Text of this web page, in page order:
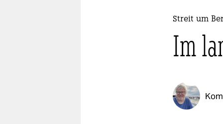
Streit um
Im